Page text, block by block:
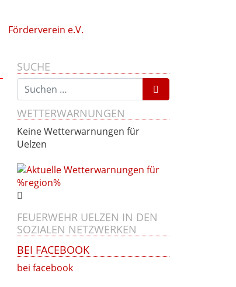
Förderverein e.V.
SUCHE
Suchen nach:
WETTERWARNUNGEN
Keine Wetterwarnungen für
Uelzen
FEUERWEHR UELZEN IN DEN
SOZIALEN NETZWERKEN
BEI FACEBOOK
bei facebook